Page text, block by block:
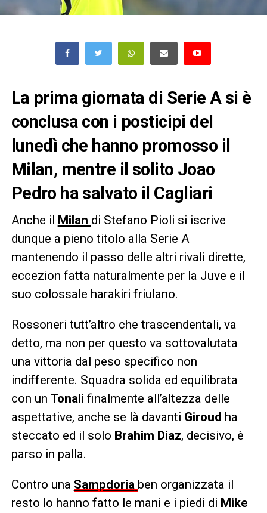
La prima giornata di Serie A si è
conclusa con i posticipi del
lunedì che hanno promosso il
Milan, mentre il solito Joao
Pedro ha salvato il Cagliari
Anche il Milan di Stefano Pioli si iscrive
dunque a pieno titolo alla Serie A
mantenendo il passo delle altri rivali dirette,
eccezion fatta naturalmente per la Juve e il
suo colossale harakiri friulano.
Rossoneri tutt’altro che trascendentali, va
detto, ma non per questo va sottovalutata
una vittoria dal peso specifico non
indifferente. Squadra solida ed equilibrata
con un Tonali finalmente all’altezza delle
aspettative, anche se là davanti Giroud ha
steccato ed il solo Brahim Diaz, decisivo, è
parso in palla.
Contro una Sampdoria ben organizzata il
resto lo hanno fatto le mani e i piedi di Mike